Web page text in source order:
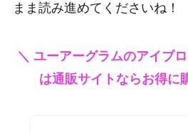
まま読み進めてくださいね！
＼ ユーアーグラムのアイブ
は通販サイトならお得に